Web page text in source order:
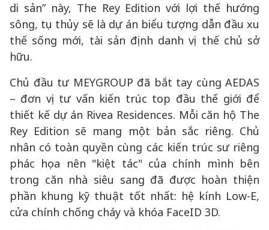
di sản” này, The Rey Edition với lợi thế hướng
sông, tụ thủy sẽ là dự án biểu tượng dẫn đầu xu
thế sống mới, tài sản định danh vị thế chủ sở
hữu.
Chủ đầu tư MEYGROUP đã bắt tay cùng AEDAS
– đơn vị tư vấn kiến trúc top đầu thế giới để
thiết kế dự án Rivea Residences. Mỗi căn hộ The
Rey Edition sẽ mang một bản sắc riêng. Chủ
nhân có toàn quyền cùng các kiến trúc sư riêng
phác họa nên "kiệt tác" của chính mình bên
trong căn nhà siêu sang đã được hoàn thiện
phần khung kỹ thuật tốt nhất: hệ kính Low-E,
cửa chính chống cháy và khóa FaceID 3D.